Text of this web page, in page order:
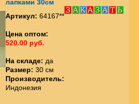
лапками 30см
Артикул: 64167**
Цена оптом:
520.00 руб.
На складе: да
Размер: 30 см
Производитель:
Индонезия